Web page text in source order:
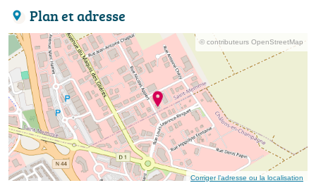
Plan et adresse
© contributeurs OpenStreetMap
Corriger l’adresse ou la localisation